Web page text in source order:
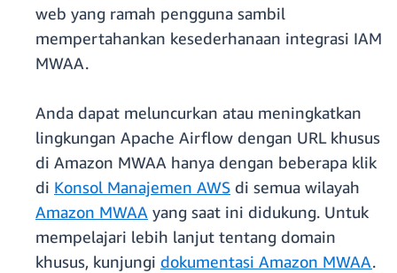
web yang ramah pengguna sambil
mempertahankan kesederhanaan integrasi IAM
MWAA.
Anda dapat meluncurkan atau meningkatkan
lingkungan Apache Airflow dengan URL khusus
di Amazon MWAA hanya dengan beberapa klik
di Konsol Manajemen AWS di semua wilayah
Amazon MWAA yang saat ini didukung. Untuk
mempelajari lebih lanjut tentang domain
khusus, kunjungi dokumentasi Amazon MWAA.